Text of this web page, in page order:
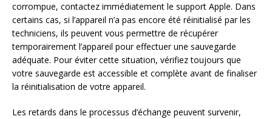
corrompue, contactez immédiatement le support Apple. Dans
certains cas, si l’appareil n’a pas encore été réinitialisé par les
techniciens, ils peuvent vous permettre de récupérer
temporairement l’appareil pour effectuer une sauvegarde
adéquate. Pour éviter cette situation, vérifiez toujours que
votre sauvegarde est accessible et complète avant de finaliser
la réinitialisation de votre appareil.
Les retards dans le processus d’échange peuvent survenir,